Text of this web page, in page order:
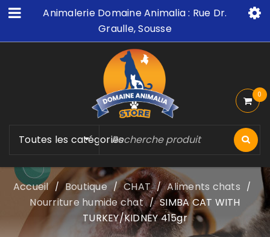
Animalerie Domaine Animalia : Rue Dr.
Graulle, Sousse
Toutes les catégories
0
Accueil / Boutique / CHAT / Aliments chats /
Nourriture humide chat / SIMBA CAT WITH
TURKEY/KIDNEY 415gr